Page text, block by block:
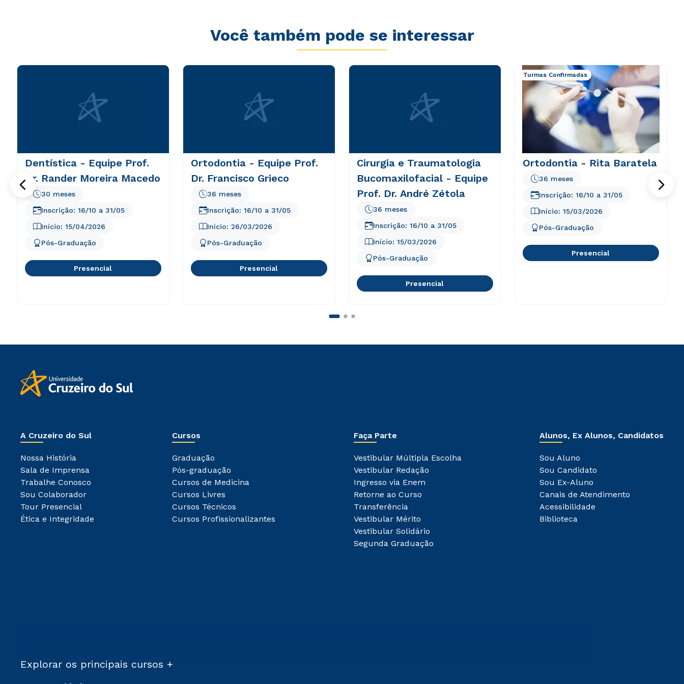
Você também pode se interessar
Dentística - Equipe Prof.
Dr. Rander Moreira Macedo
Início: 15/04/2026
30 meses
Pós-Graduação
Inscrição: 16/10 a 31/05
Presencial
Ortodontia - Equipe Prof.
Dr. Francisco Grieco
Início: 26/03/2026
36 meses
Pós-Graduação
Inscrição: 16/10 a 31/05
Presencial
Cirurgia e Traumatologia
Bucomaxilofacial - Equipe
Prof. Dr. André Zétola
Início: 15/03/2026
36 meses
Pós-Graduação
Inscrição: 16/10 a 31/05
Presencial
Turmas Confirmadas
Ortodontia - Rita Baratela
Início: 15/03/2026
36 meses
Pós-Graduação
Inscrição: 16/10 a 31/05
Presencial
A Cruzeiro do Sul
Nossa História
Sala de Imprensa
Trabalhe Conosco
Sou Colaborador
Tour Presencial
Ética e Integridade
Cursos
Graduação
Pós-graduação
Cursos de Medicina
Cursos Livres
Cursos Técnicos
Cursos Profissionalizantes
Faça Parte
Vestibular Múltipla Escolha
Vestibular Redação
Ingresso via Enem
Retorne ao Curso
Transferência
Vestibular Mérito
Vestibular Solidário
Segunda Graduação
Alunos, Ex Alunos, Candidatos
Sou Aluno
Sou Candidato
Sou Ex-Aluno
Canais de Atendimento
Acessibilidade
Biblioteca
Explorar os principais cursos +